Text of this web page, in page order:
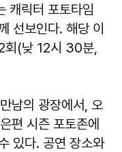
캐릭터 포토타임
선보인다. 해당 이
회(낮 12시 30분,
남의 광장에서, 오
편 시즌 포토존에
있다. 공연 장소와